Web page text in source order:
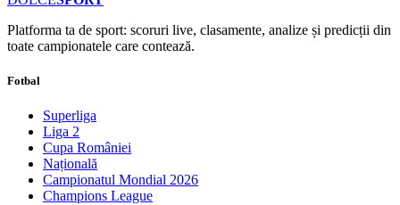
Platforma ta de sport: scoruri live, clasamente, analize și predicții din
toate campionatele care contează.
Fotbal
Superliga
Liga 2
Cupa României
Națională
Campionatul Mondial 2026
Champions League